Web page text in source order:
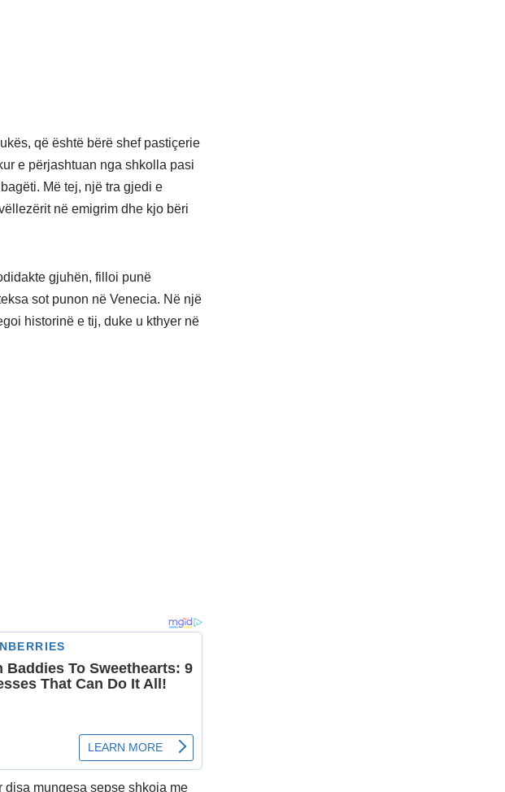
që është bërë shef pastiçerie
e përjashtuan nga shkolla pasi
Më tej, një tra gjedi e
në emigrim dhe kjo bëri
gjuhën, filloi punë
sot punon në Venecia. Në një
historinë e tij, duke u kthyer në
disa mungesa sepse shkoja me